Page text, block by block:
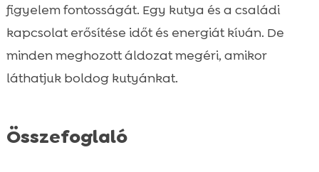
figyelem fontosságát. Egy kutya és a családi
kapcsolat erősítése időt és energiát kíván. De
minden meghozott áldozat megéri, amikor
láthatjuk boldog kutyánkat.
Összefoglaló